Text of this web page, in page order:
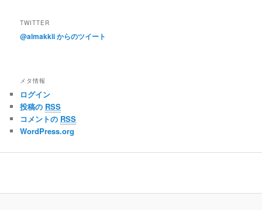
TWITTER
@almakkii からのツイート
メタ情報
ログイン
投稿の RSS
コメントの RSS
WordPress.org